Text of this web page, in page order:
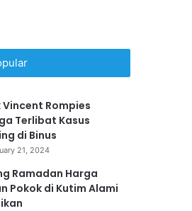
Vincent Rompies
Terlibat Kasus
di Binus
21, 2024
Ramadan Harga
Pokok di Kutim Alami